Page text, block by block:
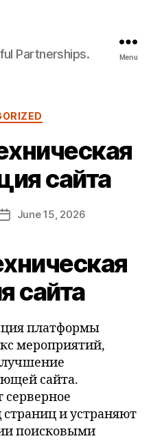
Partnerships. Menu
сайта
PostJune 15, 2026
сайта
платформы
мероприятий,
сайта.
и устраняют
поисковыми